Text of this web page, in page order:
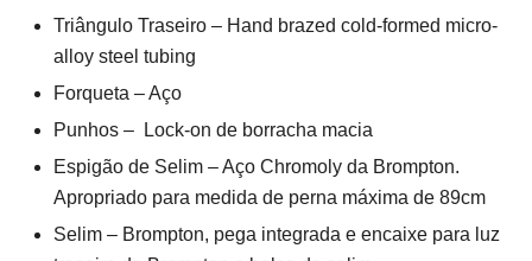
Triângulo Traseiro – Hand brazed cold-formed micro-
alloy steel tubing
Forqueta – Aço
Punhos – Lock-on de borracha macia
Espigão de Selim – Aço Chromoly da Brompton.
Apropriado para medida de perna máxima de 89cm
Selim – Brompton, pega integrada e encaixe para luz